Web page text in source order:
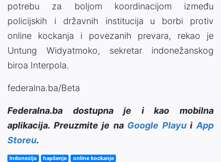
potrebu za boljom koordinacijom između
policijskih i državnih institucija u borbi protiv
online kockanja i povezanih prevara, rekao je
Untung Widyatmoko, sekretar indonežanskog
biroa Interpola.
federalna.ba/Beta
Federalna.ba dostupna je i kao mobilna
aplikacija. Preuzmite je na Google PlayuiApp
Storeu.
Indonezija hapšenje online kockanje